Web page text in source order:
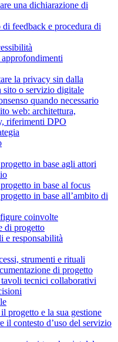
una dichiarazione di
feedback e procedura di
la privacy sin dalla
sito o servizio digitale
quando necessario
web: architettura,
riferimenti DPO
in base agli attori
in base al focus
in base all’ambito di
coinvolte
di progetto
e responsabilità
strumenti e rituali
di progetto
tecnici collaborativi
progetto e la sua gestione
il contesto d’uso del servizio